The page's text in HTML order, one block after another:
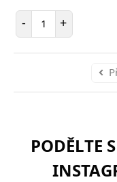
- Počet položek
+
PODĚLTE